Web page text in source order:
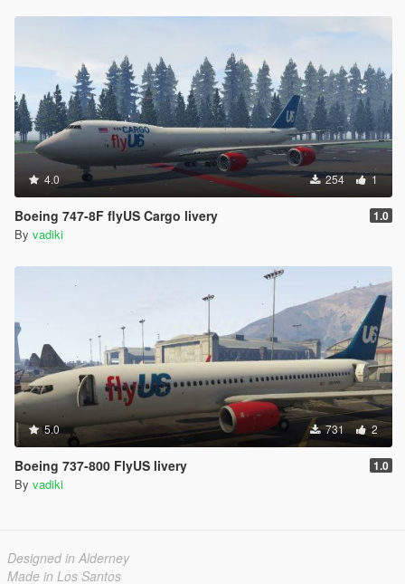
4.0 254 1
Boeing 747-8F flyUS Cargo livery 1.0
By vadiki
5.0 731 2
Boeing 737-800 FlyUS livery 1.0
By vadiki
Designed in Alderney
Made in Los Santos